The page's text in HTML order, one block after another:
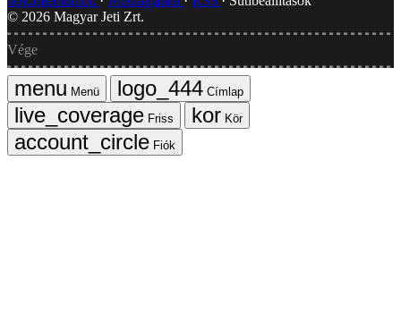
© 2026 Magyar Jeti Zrt.
Vége
Menü
Címlap
Friss
Kör
Fiók